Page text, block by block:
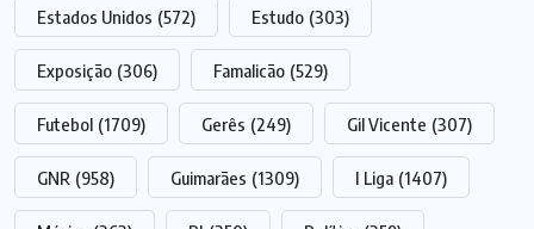
Estados Unidos (572) Estudo (303)
Exposição (306) Famalicão (529)
Futebol (1709) Gerês (249) Gil Vicente (307)
GNR (958) Guimarães (1309) I Liga (1407)